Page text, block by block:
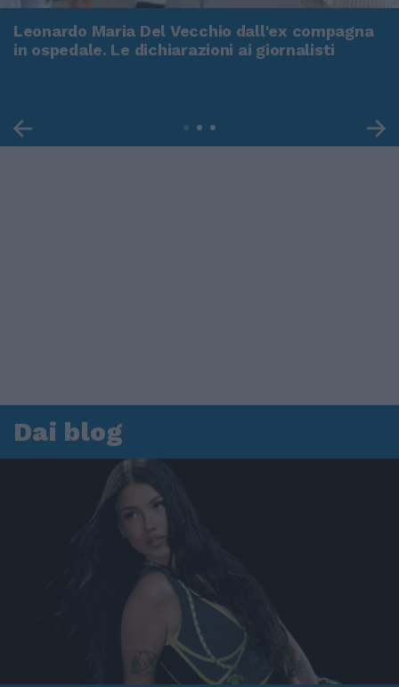
Leonardo Maria Del Vecchio dall'ex compagna
in ospedale. Le dichiarazioni ai giornalisti
Dai blog